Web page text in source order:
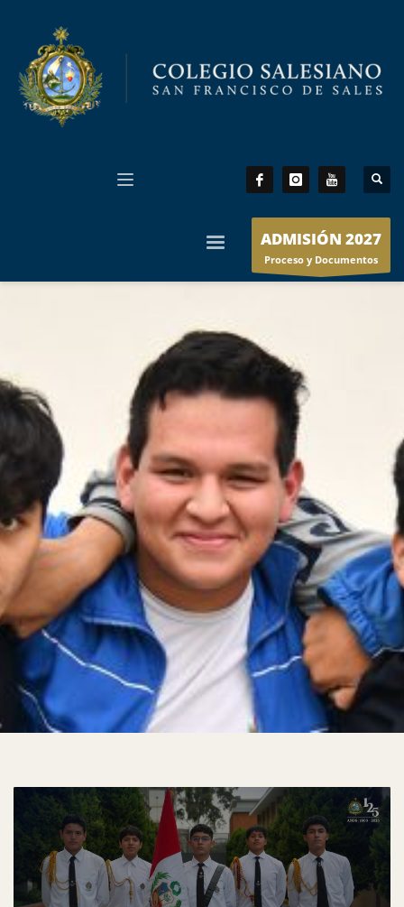
ADMISIÓN 2027
Proceso y Documentos